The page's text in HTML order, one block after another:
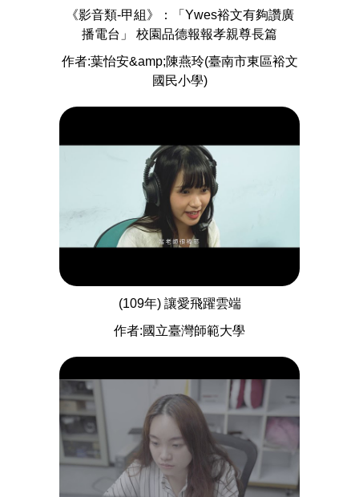
《影音類-甲組》：「Ywes裕文有夠讚廣
播電台」 校園品德報報孝親尊長篇
作者:葉怡安&amp;陳燕玲(臺南市東區裕文
國民小學)
(109年) 讓愛飛躍雲端
作者:國立臺灣師範大學